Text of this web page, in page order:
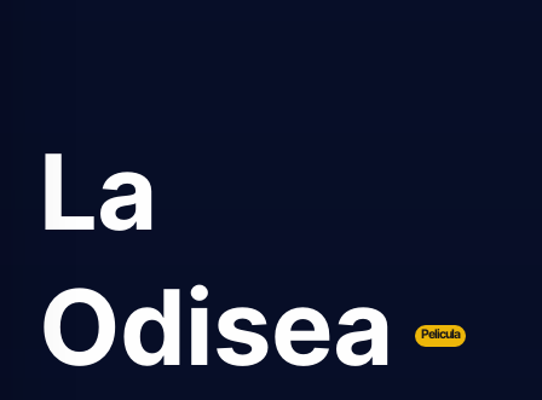
La
Odisea
Pelicula